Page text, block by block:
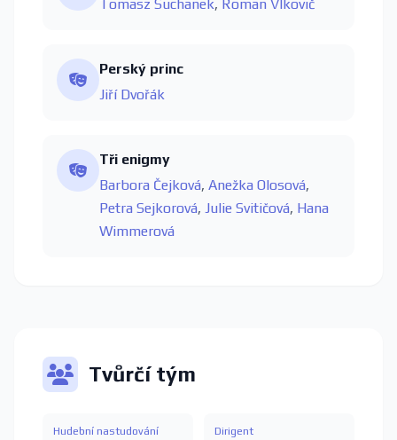
Tomasz Suchanek, Roman Vlkovič
Perský princ
Jiří Dvořák
Tři enigmy
Barbora Čejková, Anežka Olosová,
Petra Sejkorová, Julie Svitičová, Hana
Wimmerová
Tvůrčí tým
Hudební nastudování Dirigent